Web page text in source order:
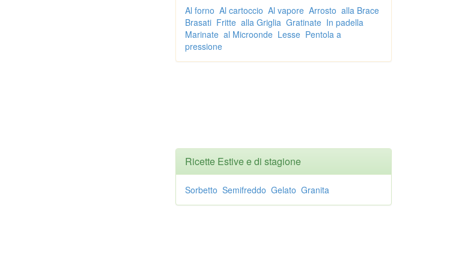
Al forno Al cartoccio Al vapore Arrosto alla Brace
Brasati Fritte alla Griglia Gratinate In padella
Marinate al Microonde Lesse Pentola a
pressione
Ricette Estive e di stagione
Sorbetto Semifreddo Gelato Granita